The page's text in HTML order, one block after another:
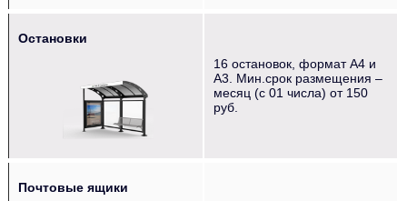
Остановки
16 остановок, формат А4 и
А3. Мин.срок размещения –
месяц (с 01 числа) от 150
руб.
Почтовые ящики